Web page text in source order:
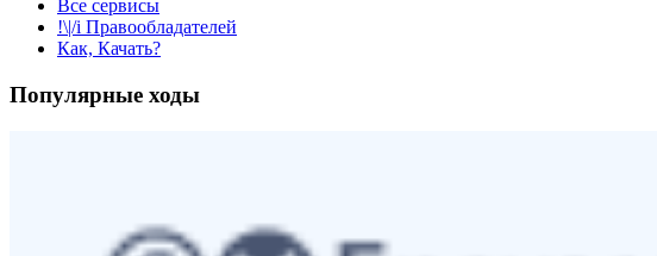
Все сервисы
!\|/i Правообладателей
Как, Качать?
Популярные ходы